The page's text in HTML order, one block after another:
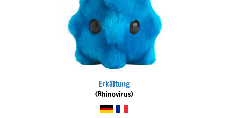
Erkältung
(Rhinovirus)